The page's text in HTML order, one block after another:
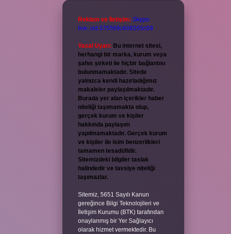
Reklam ve İletişim: Skype:
live:.cid.575569c608265c69
Yasal Uyarı: Bu internet sitesi,
herhangi bir marka, kurum veya
şahıs şirketi ile hiçbir bağlantısı
bulunmamaktadır. Sitede
yalnızca kendi hazırladığımız
makaleler paylaşılmaktadır.
Burada yer alan içerikler haber
niteliği taşımamakta olup,
gerçek kurum ve kişiler
hakkında paylaşım
yapılmamaktadır. Gerçek kurum
ve kişiler ile isim benzerlikleri
tamamen tesadüfidir.
Sitemizdeki bilgiler taslak
halindedir ve tavsiye niteliği
taşımazlar.
Sitemiz, 5651 Sayılı Kanun
gereğince Bilgi Teknolojileri ve
İletişim Kurumu (BTK) tarafından
onaylanmış bir Yer Sağlayıcı
olarak hizmet vermektedir. Bu